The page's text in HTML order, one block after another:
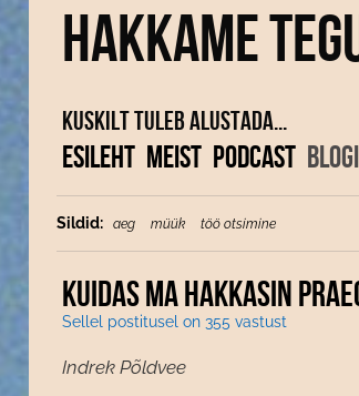
Hakkame
Kuskilt tuleb alustada...
ESILEHT MEIST PODCAST BLOGI
Sildid: aeg müük töö otsimine
KUIDAS MA HAKKASIN
Sellel postitusel on 355 vastust
Indrek Põldvee